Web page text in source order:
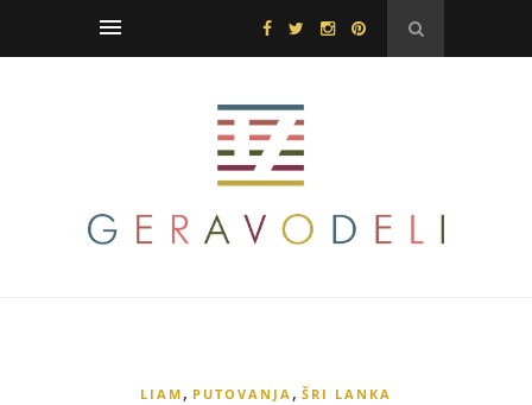
LIAM , PUTOVANJA , ŠRI LANKA